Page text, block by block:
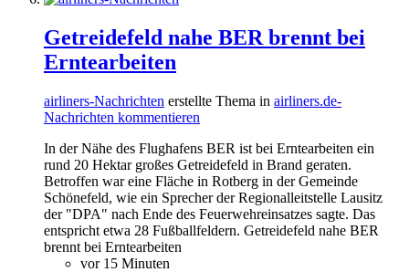
Getreidefeld nahe BER brennt bei
Erntearbeiten
airliners-Nachrichten erstellte Thema in airliners.de-
Nachrichten kommentieren
In der Nähe des Flughafens BER ist bei Erntearbeiten ein
rund 20 Hektar großes Getreidefeld in Brand geraten.
Betroffen war eine Fläche in Rotberg in der Gemeinde
Schönefeld, wie ein Sprecher der Regionalleitstelle Lausitz
der "DPA" nach Ende des Feuerwehreinsatzes sagte. Das
entspricht etwa 28 Fußballfeldern. Getreidefeld nahe BER
brennt bei Erntearbeiten
vor 15 Minuten